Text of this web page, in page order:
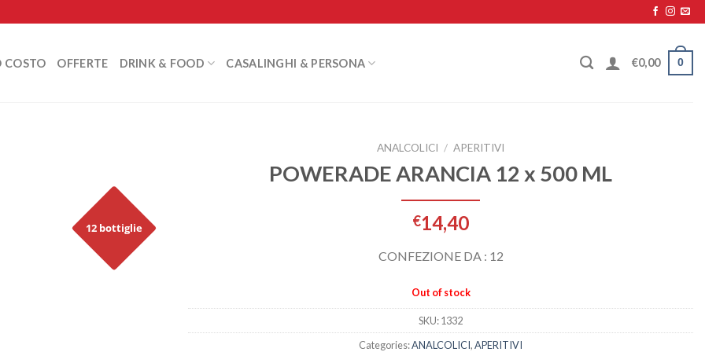
COSTO OFFERTE DRINK & FOOD CASALINGHI & PERSONA €0,00 0
12 bottiglie
ANALCOLICI / APERITIVI
POWERADE ARANCIA 12 x 500 ML
€14,40
CONFEZIONE DA : 12
Out of stock
SKU:1332
Categories:ANALCOLICI,APERITIVI